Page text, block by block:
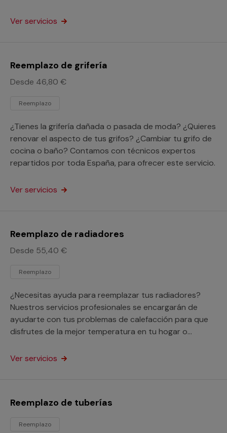
Ver servicios
Reemplazo de grifería
Desde 46,80 €
Reemplazo
¿Tienes la grifería dañada o pasada de moda? ¿Quieres
renovar el aspecto de tus grifos? ¿Cambiar tu grifo de
cocina o baño? Contamos con técnicos expertos
repartidos por toda España, para ofrecer este servicio.
Ver servicios
Reemplazo de radiadores
Desde 55,40 €
Reemplazo
¿Necesitas ayuda para reemplazar tus radiadores?
Nuestros servicios profesionales se encargarán de
ayudarte con tus problemas de calefacción para que
disfrutes de la mejor temperatura en tu hogar o
Ver servicios
Reemplazo de tuberías
Reemplazo